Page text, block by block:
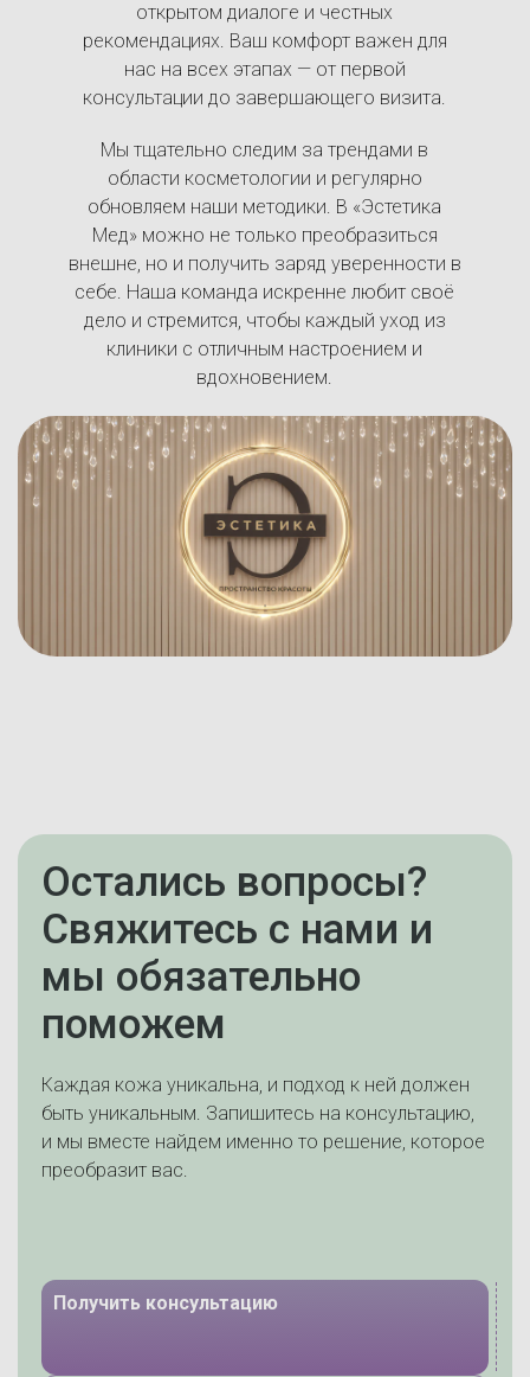
открытом диалоге и честных
рекомендациях. Ваш комфорт важен для
нас на всех этапах — от первой
консультации до завершающего визита.
Мы тщательно следим за трендами в
области косметологии и регулярно
обновляем наши методики. В «Эстетика
Мед» можно не только преобразиться
внешне, но и получить заряд уверенности в
себе. Наша команда искренне любит своё
дело и стремится, чтобы каждый уход из
клиники с отличным настроением и
вдохновением.
Остались вопросы?
Свяжитесь с нами и
мы обязательно
поможем
Каждая кожа уникальна, и подход к ней должен
быть уникальным. Запишитесь на консультацию,
и мы вместе найдем именно то решение, которое
преобразит вас.
Получить консультацию